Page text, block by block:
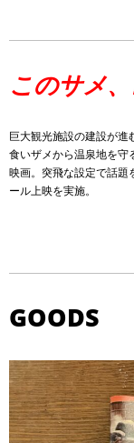
このサメ
巨大観光施設の建設が進
食いザメから温泉地を守
映画。突飛な設定で話題
ール上映を実施。
GOODS